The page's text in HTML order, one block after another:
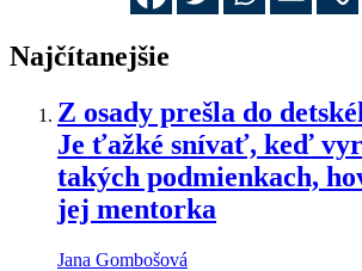
Najčítanejšie
Z osady prešla do
Je ťažké snívať, keď
takých podmienkach,
jej mentorka
Jana Gombošová